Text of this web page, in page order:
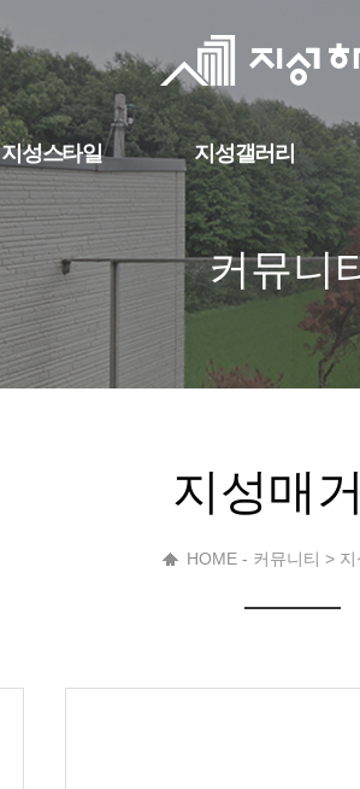
지성스타일 지성갤러리
커뮤니
지성매
HOME - 커뮤니티 > 지